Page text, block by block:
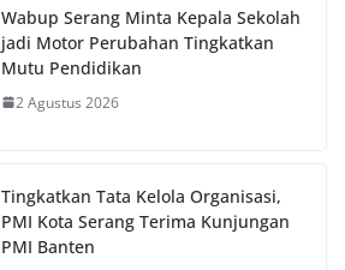
Wabup Serang Minta Kepala Sekolah
jadi Motor Perubahan Tingkatkan
Mutu Pendidikan
2 Agustus 2026
Tingkatkan Tata Kelola Organisasi,
PMI Kota Serang Terima Kunjungan
PMI Banten